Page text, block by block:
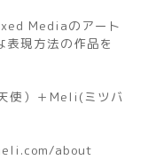
Mediaのアート
現方法の作品を
使）＋Meli(ミツバ
about